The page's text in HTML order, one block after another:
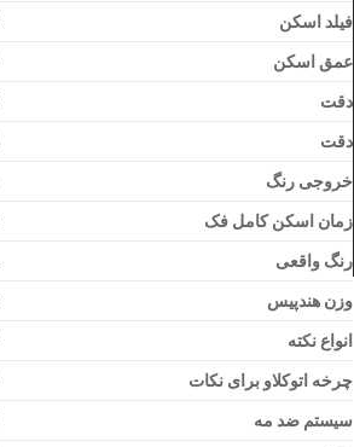
فیلد اسکن
عمق اسکن
دقت
دقت
خروجی رنگ
زمان اسکن کامل فک
رنگ واقعی
وزن هندپیس
انواع نکته
چرخه اتوکلاو برای نکات
سیستم ضد مه